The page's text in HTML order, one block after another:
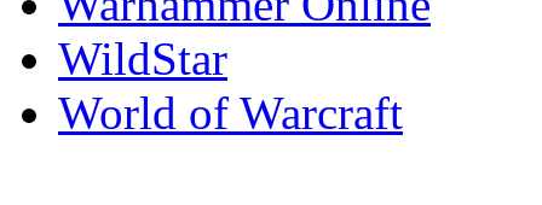
WildStar
World of Warcraft